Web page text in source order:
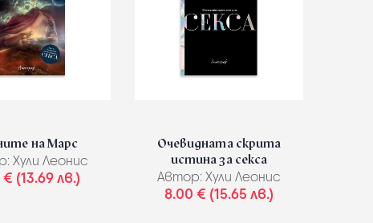
на Марс
Хули Леонис
(13.69 лв.)
Очевидната скрита
истина за секса
Автор: Хули Леонис
8.00 € (15.65 лв.)